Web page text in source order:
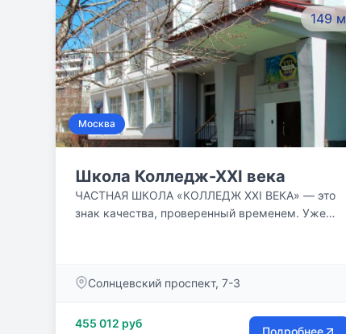
149 м
Москва
Школа Колледж-ХXI века
ЧАСТНАЯ ШКОЛА «КОЛЛЕДЖ XXI ВЕКА» — это
знак качества, проверенный временем. Уже
развитой личности. Частная школа «Колледж
Солнцевский проспект, 7-3
455 012 руб
Подробнее